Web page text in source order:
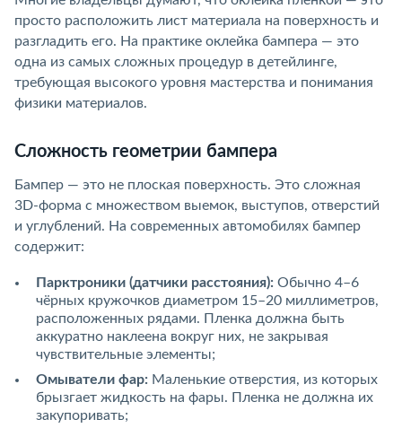
просто расположить лист материала на поверхность и
разгладить его. На практике оклейка бампера — это
одна из самых сложных процедур в детейлинге,
требующая высокого уровня мастерства и понимания
физики материалов.
Сложность геометрии бампера
Бампер — это не плоская поверхность. Это сложная
3D-форма с множеством выемок, выступов, отверстий
и углублений. На современных автомобилях бампер
содержит:
Парктроники (датчики расстояния): Обычно 4–6
чёрных кружочков диаметром 15–20 миллиметров,
расположенных рядами. Пленка должна быть
аккуратно наклеена вокруг них, не закрывая
чувствительные элементы;
Омыватели фар: Маленькие отверстия, из которых
брызгает жидкость на фары. Пленка не должна их
закупоривать;